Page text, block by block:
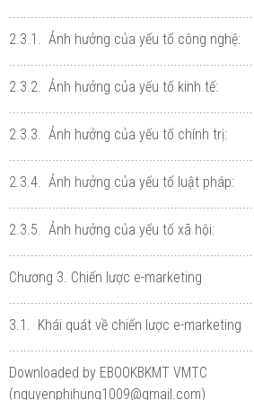
2.3.1. Ảnh hưởng của yếu tố công nghệ:
2.3.2. Ảnh hưởng của yếu tố kinh tế:
2.3.3. Ảnh hưởng của yếu tố chính trị:
2.3.4. Ảnh hưởng của yếu tố luật pháp:
2.3.5. Ảnh hưởng của yếu tố xã hội:
Chương 3. Chiến lược e-marketing
3.1. Khái quát về chiến lược e-marketing
Downloaded by EBOOKBKMT VMTC
(nguyenphihung1009@gmail.com)